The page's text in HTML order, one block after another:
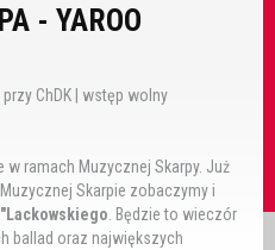
- YAROO
ChDK | wstęp wolny
ramach Muzycznej Skarpy. Już
Skarpie zobaczymy i
. Będzie to wieczór
ballad oraz największych